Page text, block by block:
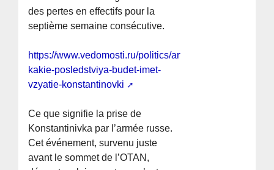
des pertes en effectifs pour la
septième semaine consécutive.
https://www.vedomosti.ru/politics/articles/2026/07/06/
kakie-posledstviya-budet-imet-
vzyatie-konstantinovki
Ce que signifie la prise de
Konstantinivka par l’armée russe.
Cet événement, survenu juste
avant le sommet de l’OTAN,